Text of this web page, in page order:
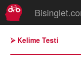
⮚ Kelime Testi